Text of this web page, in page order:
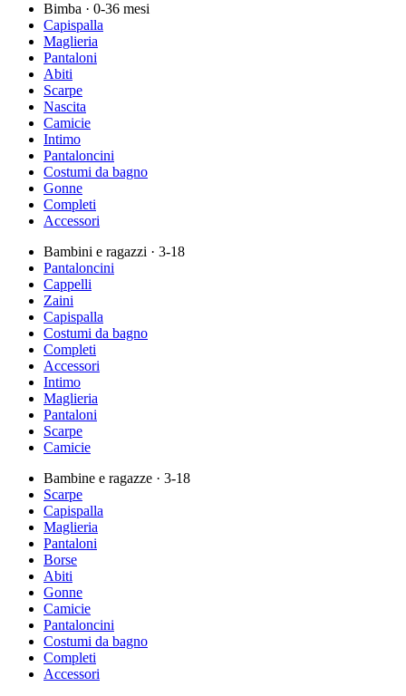
Bimba · 0-36 mesi
Capispalla
Maglieria
Pantaloni
Abiti
Scarpe
Nascita
Camicie
Intimo
Pantaloncini
Costumi da bagno
Gonne
Completi
Accessori
Bambini e ragazzi · 3-18
Pantaloncini
Cappelli
Zaini
Capispalla
Costumi da bagno
Completi
Accessori
Intimo
Maglieria
Pantaloni
Scarpe
Camicie
Bambine e ragazze · 3-18
Scarpe
Capispalla
Maglieria
Pantaloni
Borse
Abiti
Gonne
Camicie
Pantaloncini
Costumi da bagno
Completi
Accessori